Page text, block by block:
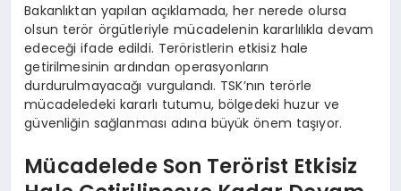
Bakanlıktan yapılan açıklamada, her nerede olursa
olsun terör örgütleriyle mücadelenin kararlılıkla devam
edeceği ifade edildi. Teröristlerin etkisiz hale
getirilmesinin ardından operasyonların
durdurulmayacağı vurgulandı. TSK’nın terörle
mücadeledeki kararlı tutumu, bölgedeki huzur ve
güvenliğin sağlanması adına büyük önem taşıyor.
Mücadelede Son Terörist Etkisiz